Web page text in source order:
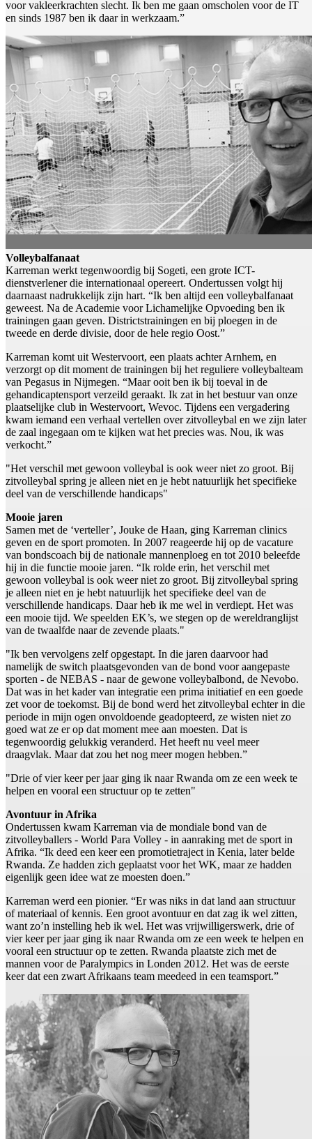
voor vakleerkrachten slecht. Ik ben me gaan omscholen voor de IT
en sinds 1987 ben ik daar in werkzaam.”
Volleybalfanaat
Karreman werkt tegenwoordig bij Sogeti, een grote ICT-
dienstverlener die internationaal opereert. Ondertussen volgt hij
daarnaast nadrukkelijk zijn hart. “Ik ben altijd een volleybalfanaat
geweest. Na de Academie voor Lichamelijke Opvoeding ben ik
trainingen gaan geven. Districtstrainingen en bij ploegen in de
tweede en derde divisie, door de hele regio Oost.”
Karreman komt uit Westervoort, een plaats achter Arnhem, en
verzorgt op dit moment de trainingen bij het reguliere volleybalteam
van Pegasus in Nijmegen. “Maar ooit ben ik bij toeval in de
gehandicaptensport verzeild geraakt. Ik zat in het bestuur van onze
plaatselijke club in Westervoort, Wevoc. Tijdens een vergadering
kwam iemand een verhaal vertellen over zitvolleybal en we zijn later
de zaal ingegaan om te kijken wat het precies was. Nou, ik was
verkocht.”
"Het verschil met gewoon volleybal is ook weer niet zo groot. Bij
zitvolleybal spring je alleen niet en je hebt natuurlijk het specifieke
deel van de verschillende handicaps"
Mooie jaren
Samen met de ‘verteller’, Jouke de Haan, ging Karreman clinics
geven en de sport promoten. In 2007 reageerde hij op de vacature
van bondscoach bij de nationale mannenploeg en tot 2010 beleefde
hij in die functie mooie jaren. “Ik rolde erin, het verschil met
gewoon volleybal is ook weer niet zo groot. Bij zitvolleybal spring
je alleen niet en je hebt natuurlijk het specifieke deel van de
verschillende handicaps. Daar heb ik me wel in verdiept. Het was
een mooie tijd. We speelden EK’s, we stegen op de wereldranglijst
van de twaalfde naar de zevende plaats."
"Ik ben vervolgens zelf opgestapt. In die jaren daarvoor had
namelijk de switch plaatsgevonden van de bond voor aangepaste
sporten - de NEBAS - naar de gewone volleybalbond, de Nevobo.
Dat was in het kader van integratie een prima initiatief en een goede
zet voor de toekomst. Bij de bond werd het zitvolleybal echter in die
periode in mijn ogen onvoldoende geadopteerd, ze wisten niet zo
goed wat ze er op dat moment mee aan moesten. Dat is
tegenwoordig gelukkig veranderd. Het heeft nu veel meer
draagvlak. Maar dat zou het nog meer mogen hebben.”
"Drie of vier keer per jaar ging ik naar Rwanda om ze een week te
helpen en vooral een structuur op te zetten"
Avontuur in Afrika
Ondertussen kwam Karreman via de mondiale bond van de
zitvolleyballers - World Para Volley - in aanraking met de sport in
Afrika. “Ik deed een keer een promotietraject in Kenia, later belde
Rwanda. Ze hadden zich geplaatst voor het WK, maar ze hadden
eigenlijk geen idee wat ze moesten doen.”
Karreman werd een pionier. “Er was niks in dat land aan structuur
of materiaal of kennis. Een groot avontuur en dat zag ik wel zitten,
want zo’n instelling heb ik wel. Het was vrijwilligerswerk, drie of
vier keer per jaar ging ik naar Rwanda om ze een week te helpen en
vooral een structuur op te zetten. Rwanda plaatste zich met de
mannen voor de Paralympics in Londen 2012. Het was de eerste
keer dat een zwart Afrikaans team meedeed in een teamsport.”